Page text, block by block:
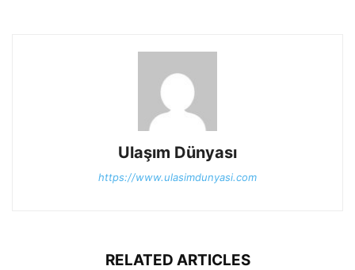
Ulaşım Dünyası
https://www.ulasimdunyasi.com
RELATED ARTICLES